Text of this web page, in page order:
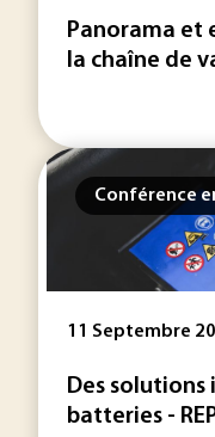
Panorama et
la chaîne de
Conférence
11 Septembre
Des
batteries -